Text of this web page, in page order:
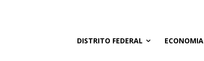
DISTRITO FEDERAL ECONOMIA